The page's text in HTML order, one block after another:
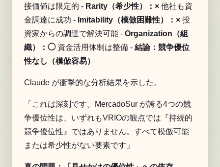
接価値は限定的 - Rarity（希少性）：× 他社も資
金調達に成功 - Imitability（模倣困難性）：× 投
資家からの調達で解決可能 - Organization（組
織）：◯資金活用体制は整備 - 結論：競争優位
性なし（模倣容易）
Claude が衝撃的な分析結果を示した。
「これは深刻です。MercadoSur が誇る4つの競
争優位性は、いずれもVRIOの観点では『持続的
競争優位性』ではありません。すべて模倣可能
または希少性がない要素です」